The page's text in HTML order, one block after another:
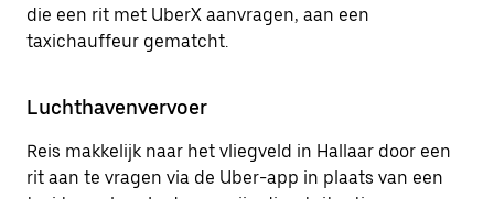
die een rit met UberX aanvragen, aan een
taxichauffeur gematcht.
Luchthavenvervoer
Reis makkelijk naar het vliegveld in Hallaar door een
rit aan te vragen via de Uber-app in plaats van een